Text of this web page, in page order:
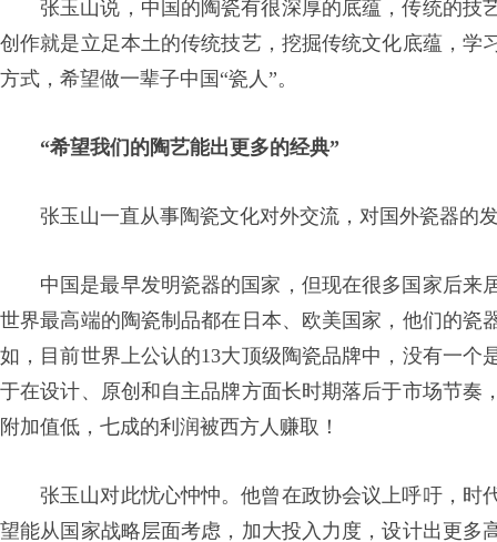
张玉山说，中国的陶瓷有很深厚的底蕴，传统的技
创作就是立足本土的传统技艺，挖掘传统文化底蕴，
方式，希望做一辈子中国“瓷人”。
“希望我们的陶艺能出更多的经典”
张玉山一直从事陶瓷文化对外交流，对国外瓷器的
中国是最早发明瓷器的国家，但现在很多国家后
世界最高端的陶瓷制品都在日本、欧美国家，他们的
如，目前世界上公认的13大顶级陶瓷品牌中，没有一
于在设计、原创和自主品牌方面长时期落后于市场节
附加值低，七成的利润被西方人赚取！
张玉山对此忧心忡忡。他曾在政协会议上呼吁，时
望能从国家战略层面考虑，加大投入力度，设计出更